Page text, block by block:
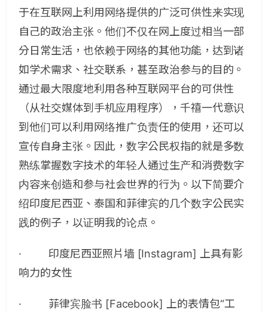
于在互联网上利用网络提供的广泛可供性来实现
自己的政治主张。他们不仅在网上度过相当一部
分日常生活，也依赖于网络的其他功能，达到诸
如学术需求、社交联系，甚至政治参与的目的。
通过最大限度地利用各种互联网平台的可供性
（从社交媒体到手机应用程序），千禧一代意识
到他们可以利用网络推广负责任的使用，还可以
宣传自身主张。因此，数字公民权指的就是多数
熟练掌握数字技术的年轻人通过生产和消费数字
内容来创造和参与社会世界的行为。以下简要介
绍印度尼西亚、泰国和菲律宾的几个数字公民实
践的例子，以证明我的论点。
· 印度尼西亚照片墙 [Instagram] 上具有影
响力的女性
· 菲律宾脸书 [Facebook] 上的表情包“工